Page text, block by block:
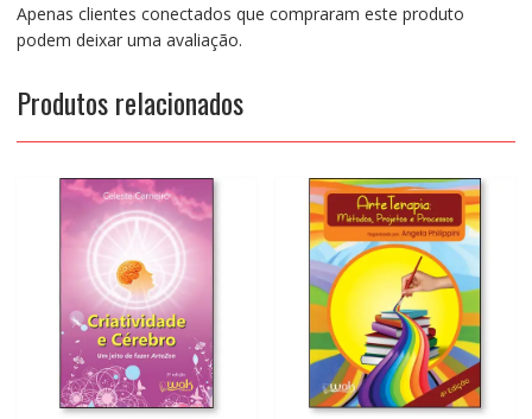
Apenas clientes conectados que compraram este produto
podem deixar uma avaliação.
Produtos relacionados